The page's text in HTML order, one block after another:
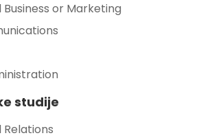
or Marketing
studije